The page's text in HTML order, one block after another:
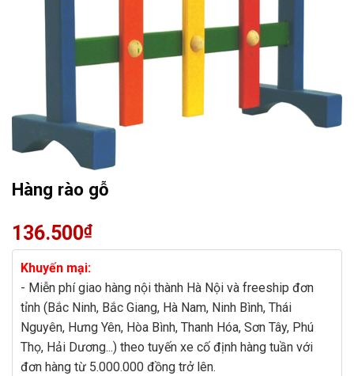
Hàng rào gỗ
136.500₫
Khuyến mại:
- Miễn phí giao hàng nội thành Hà Nội và freeship đơn
tỉnh (Bắc Ninh, Bắc Giang, Hà Nam, Ninh Bình, Thái
Nguyên, Hưng Yên, Hòa Bình, Thanh Hóa, Sơn Tây, Phú
Thọ, Hải Dương...) theo tuyến xe cố định hàng tuần với
đơn hàng từ 5.000.000 đồng trở lên.